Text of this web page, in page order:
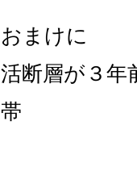
おまけに
活断層が３
帯